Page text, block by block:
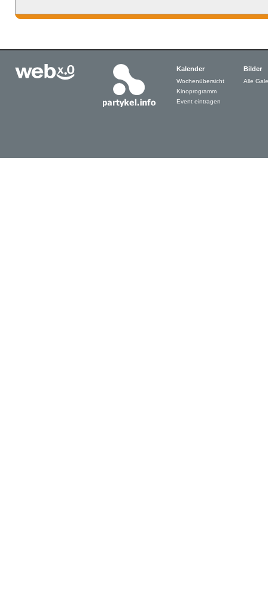
Kalender
Wochenübersicht
Kinoprogramm
Event eintragen
Bilder
Alle